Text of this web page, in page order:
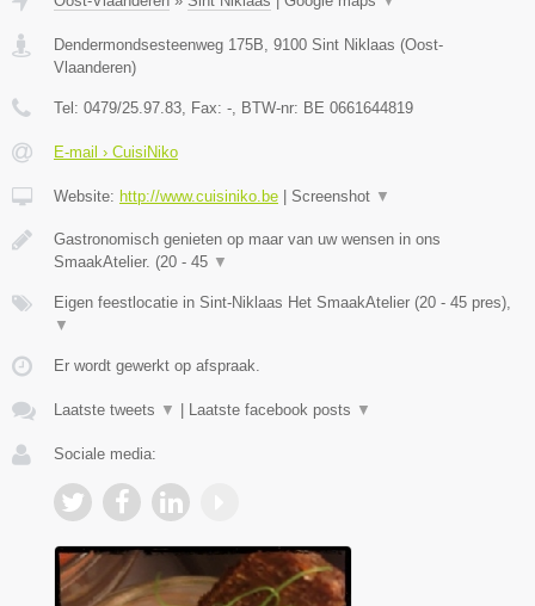
Dendermondsesteenweg 175B 9100 Sint Niklaas (Oost-
Vlaanderen)
Tel: 0479/25.97.83 , Fax: - , BTW-nr: BE 0661644819
E-mail › CuisiNiko
Website: http://www.cuisiniko.be | Screenshot ▼
Gastronomisch genieten op maar van uw wensen in ons
SmaakAtelier. (20 - 45 ▼
Eigen feestlocatie in Sint-Niklaas Het SmaakAtelier (20 - 45 pres),
▼
Er wordt gewerkt op afspraak.
Laatste tweets ▼ | Laatste facebook posts ▼
Sociale media: